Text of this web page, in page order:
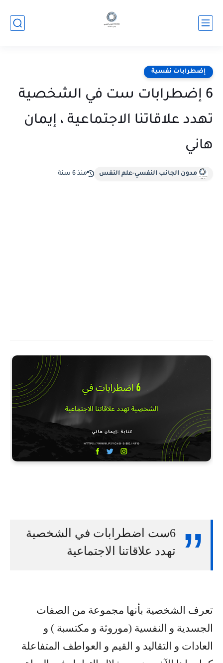
إضطرابات نفسية
6 إضطرابات ست في الشخصية
تهدد علاقاتنا الاجتماعية ، إيمان
هاني
مدون الجانب النفسي-علم النفس منذ 6 سنة
6ست اضطرابات في الشخصية
تهدد علاقاتنا الاجتماعية
تعرف الشخصية بأنها مجموعة من الصفات
الجسدية و النفسية (موروثة و مكتسبة ) و
العادات و التقاليد و القيم و العواطف المتفاعلة